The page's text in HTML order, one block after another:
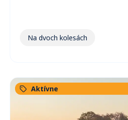
Na dvoch kolesách
Aktívne